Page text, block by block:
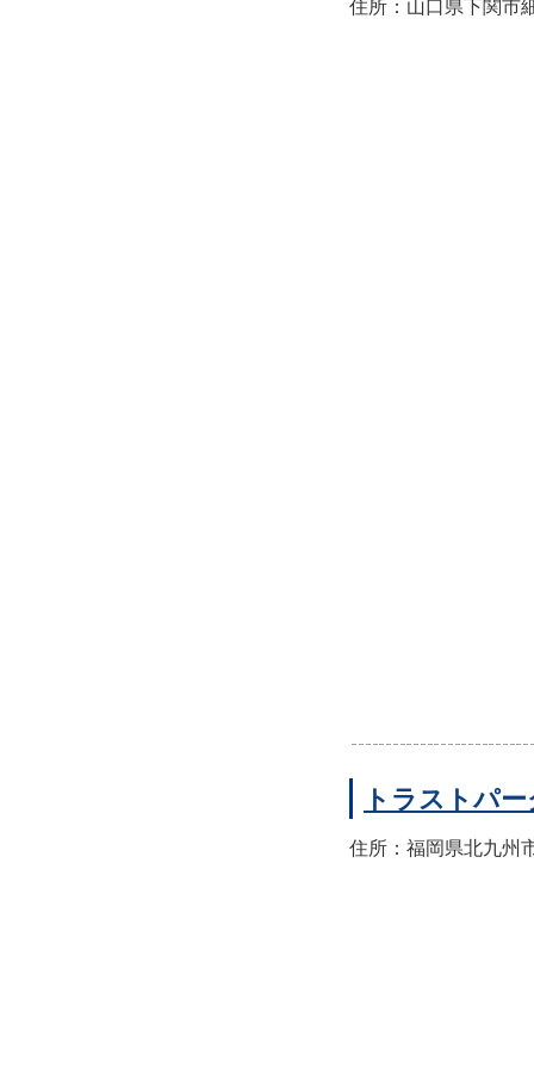
住所：山口県下関市
トラストパ
住所：福岡県北九州